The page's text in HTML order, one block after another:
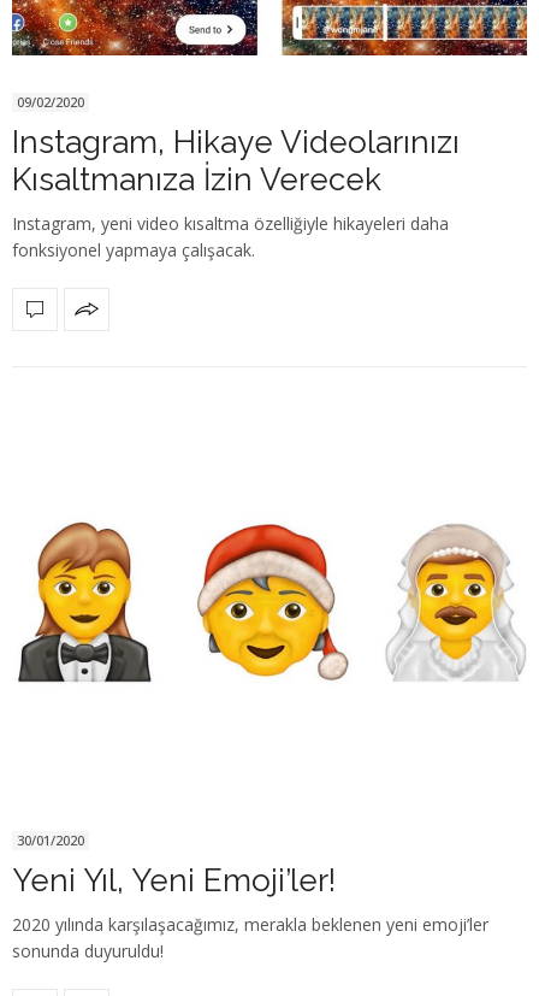
09/02/2020
Instagram, Hikaye Videolarınızı
Kısaltmanıza İzin Verecek
Instagram, yeni video kısaltma özelliğiyle hikayeleri daha
fonksiyonel yapmaya çalışacak.
30/01/2020
Yeni Yıl, Yeni Emoji’ler!
2020 yılında karşılaşacağımız, merakla beklenen yeni emoji’ler
sonunda duyuruldu!